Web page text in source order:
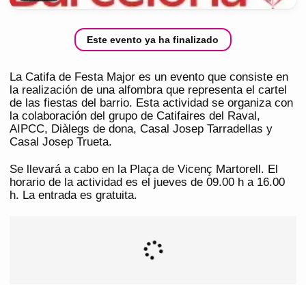
Este evento ya ha finalizado
La Catifa de Festa Major es un evento que consiste en
la realización de una alfombra que representa el cartel
de las fiestas del barrio. Esta actividad se organiza con
la colaboración del grupo de Catifaires del Raval,
AIPCC, Diàlegs de dona, Casal Josep Tarradellas y
Casal Josep Trueta.
Se llevará a cabo en la Plaça de Vicenç Martorell. El
horario de la actividad es el jueves de 09.00 h a 16.00
h. La entrada es gratuita.